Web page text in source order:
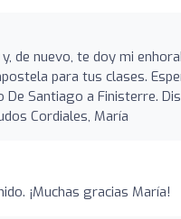
de nuevo, te doy mi
para tus clases.
Santiago a Finisterre.
Cordiales, María
¡Muchas gracias María!